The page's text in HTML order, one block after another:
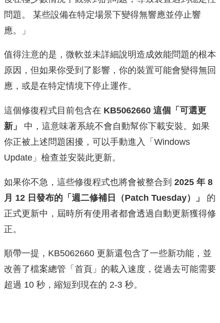
問題。 某些設備在特定場景下變得無響應並停止響
應。」
值得注意的是，微軟並未詳細說明造成效能問題的根本
原因，但如果你受到了影響，你的裝置可能會變得無回
應，或是在特定情境下停止運作。
這個修復程式目前包含在 KB5062660 這個「可選更
新」
中，這意味著系統不會自動幫你下載安裝。如果
你正被上述問題困擾，可以手動進入「Windows
Update」檢查並安裝此更新。
如果你不急，這些修復程式也將會被整合到 2025 年 8
月 12 日發布的「週二修補日（Patch Tuesday）」
的
正式更新中，屆時所有使用者都會透過自動更新獲得修
正。
順帶一提，KB5062660 更新還包含了一些新功能，並
改善了檔案總管「首頁」的載入速度，從過去可能需要
超過 10 秒，縮短到現在的 2-3 秒。